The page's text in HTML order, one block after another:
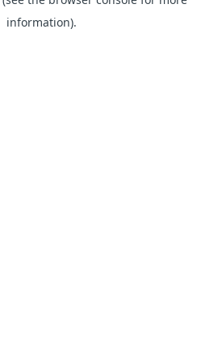
information).